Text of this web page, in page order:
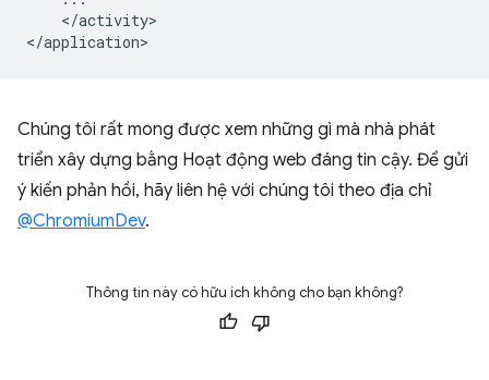
</activity>
Chúng tôi rất mong được xem những gì mà nhà phát
triển xây dựng bằng Hoạt động web đáng tin cậy. Để gửi
ý kiến phản hồi, hãy liên hệ với chúng tôi theo địa chỉ
@ChromiumDev.
Thông tin này có hữu ích không cho bạn không?